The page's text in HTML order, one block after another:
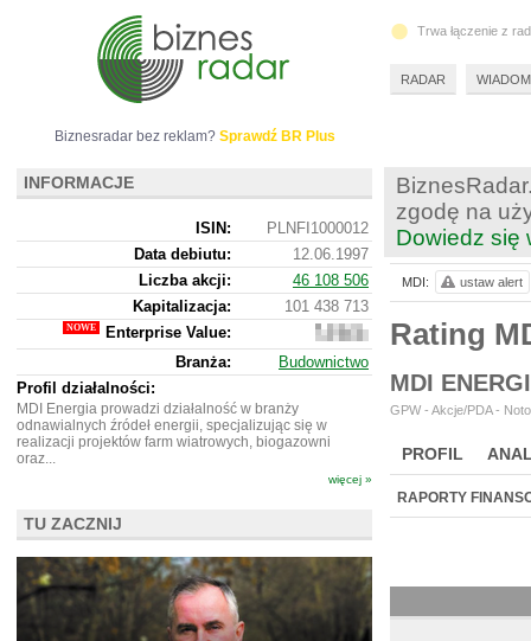
zgodę na
Dowiedz się
Rating
MDI
GPW - Akcje/PDA -
PROFIL
BR LAB
RAPORTY
MDI: ustaw alert
Biznesradar bez reklam? Sprawdź BR Plus
INFORMACJE
ISIN:
PLNFI1000012
Data debiutu:
12.06.1997
Liczba akcji:
46 108 506
Kapitalizacja:
101 438 713
Enterprise Value:
94
063
713
Branża:
Budownictwo
Profil działalności:
MDI Energia prowadzi działalność w branży
odnawialnych źródeł energii, specjalizując się w
realizacji projektów farm wiatrowych, biogazowni
oraz...
więcej »
TU ZACZNIJ
Trwa łączenie z
RADAR